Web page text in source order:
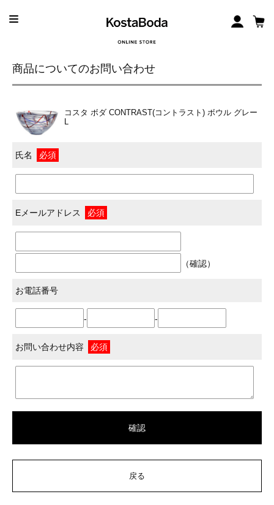
商品についてのお問い合わせ
コスタ ボダ CONTRAST(コントラスト) ボウル グレー
L
氏名 必須
Eメールアドレス 必須
（確認）
お電話番号
- -
お問い合わせ内容 必須